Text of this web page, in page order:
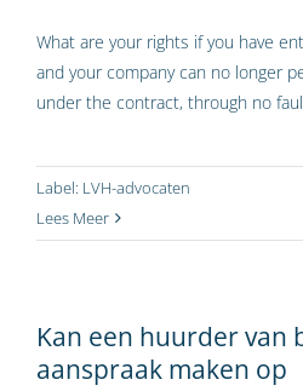
What are your rights if you have
and your company can no longer
under the contract, through no
Label: LVH-advocaten
Lees Meer
Kan een huurder van
aanspraak maken op